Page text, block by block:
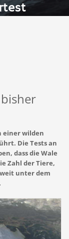
einer wilden
Die Tests an
dass die Wale
Zahl der Tiere,
unter dem